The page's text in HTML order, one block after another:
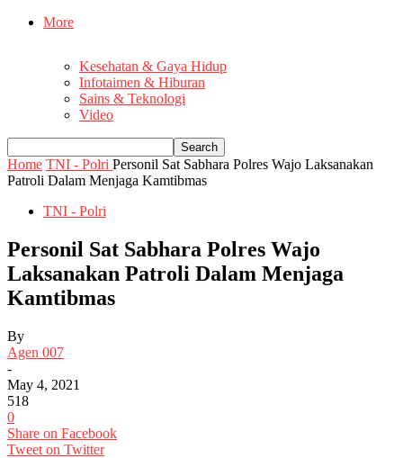
More
Kesehatan & Gaya Hidup
Infotaimen & Hiburan
Sains & Teknologi
Video
Home TNI - Polri Personil Sat Sabhara Polres Wajo Laksanakan
Patroli Dalam Menjaga Kamtibmas
TNI - Polri
Personil Sat Sabhara Polres Wajo
Laksanakan Patroli Dalam Menjaga
Kamtibmas
By
Agen 007
-
May 4, 2021
518
0
Share on Facebook
Tweet on Twitter